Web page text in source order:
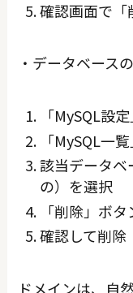
確認画面で「
・データベース
「MySQL設
「MySQL一
該当データベ
の）を選択
「削除」ボタ
確認して削除
ドメインは、自